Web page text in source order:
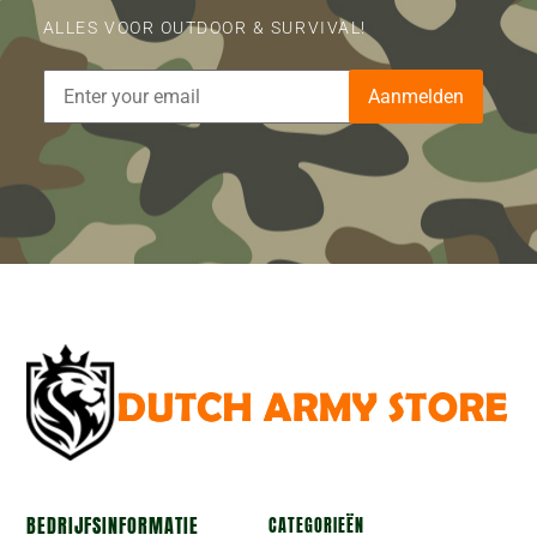
ALLES VOOR OUTDOOR & SURVIVAL!
Aanmelden
BEDRIJFSINFORMATIE CATEGORIEËN